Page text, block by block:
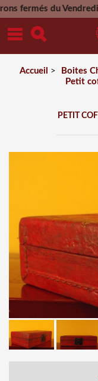
du Vendredi
Accueil > Boites
Petit
PETIT